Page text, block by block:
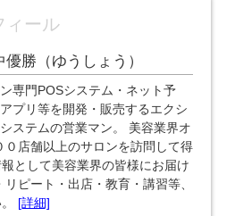
ィール
優勝（ゆうしょう）
専門POSシステム・ネット予
プリ等を開発・販売するエクシ
ステムの営業マン。 美容業界オ
０店舗以上のサロンを訪問して得
として美容業界の皆様にお届け
ピート・出店・教育・講習等、
[詳細]